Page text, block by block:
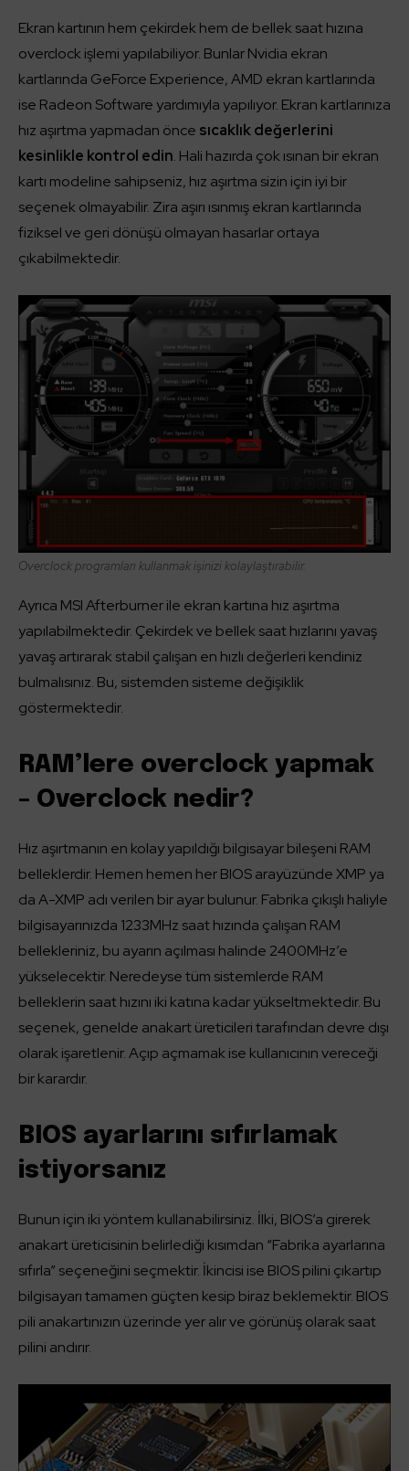
Ekran kartının hem çekirdek hem de bellek saat hızına
overclock işlemi yapılabiliyor. Bunlar Nvidia ekran
kartlarında GeForce Experience, AMD ekran kartlarında
ise Radeon Software yardımıyla yapılıyor. Ekran kartlarınıza
hız aşırtma yapmadan önce sıcaklık değerlerini
kesinlikle kontrol edin. Hali hazırda çok ısınan bir ekran
kartı modeline sahipseniz, hız aşırtma sizin için iyi bir
seçenek olmayabilir. Zira aşırı ısınmış ekran kartlarında
fiziksel ve geri dönüşü olmayan hasarlar ortaya
çıkabilmektedir.
Overclock programları kullanmak işinizi kolaylaştırabilir.
Ayrıca MSI Afterburner ile ekran kartına hız aşırtma
yapılabilmektedir. Çekirdek ve bellek saat hızlarını yavaş
yavaş artırarak stabil çalışan en hızlı değerleri kendiniz
bulmalısınız. Bu, sistemden sisteme değişiklik
göstermektedir.
RAM’lere overclock yapmak
– Overclock nedir?
Hız aşırtmanın en kolay yapıldığı bilgisayar bileşeni RAM
belleklerdir. Hemen hemen her BIOS arayüzünde XMP ya
da A-XMP adı verilen bir ayar bulunur. Fabrika çıkışlı haliyle
bilgisayarınızda 1233MHz saat hızında çalışan RAM
bellekleriniz, bu ayarın açılması halinde 2400MHz’e
yükselecektir. Neredeyse tüm sistemlerde RAM
belleklerin saat hızını iki katına kadar yükseltmektedir. Bu
seçenek, genelde anakart üreticileri tarafından devre dışı
olarak işaretlenir. Açıp açmamak ise kullanıcının vereceği
bir karardır.
BIOS ayarlarını sıfırlamak
istiyorsanız
Bunun için iki yöntem kullanabilirsiniz. İlki, BIOS’a girerek
anakart üreticisinin belirlediği kısımdan “Fabrika ayarlarına
sıfırla” seçeneğini seçmektir. İkincisi ise BIOS pilini çıkartıp
bilgisayarı tamamen güçten kesip biraz beklemektir. BIOS
pili anakartınızın üzerinde yer alır ve görünüş olarak saat
pilini andırır.